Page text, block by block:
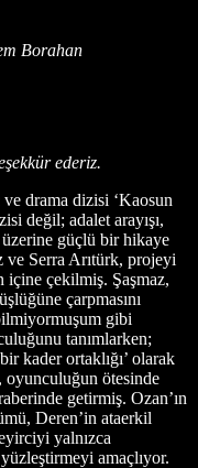
Borahan
ederiz.
drama dizisi ‘Kaosun
değil; adalet arayışı,
güçlü bir hikaye
ve Serra Arıtürk, projeyi
içine çekilmiş. Şaşmaz,
çarpmasını
gibi
tanımlarken;
kader ortaklığı’ olarak
ötesinde
getirmiş. Ozan’ın
Deren’in ataerkil
yalnızca
amaçlıyor.